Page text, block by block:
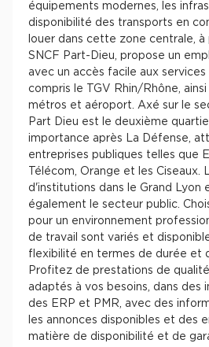
équipements modernes, les
disponibilité des transports en
louer dans cette zone centrale,
SNCF Part-Dieu, propose un
avec un accès facile aux
compris le TGV Rhin/Rhône,
métros et aéroport. Axé sur le
Part Dieu est le deuxième
importance après La Défense,
entreprises publiques telles que
Télécom, Orange et les Ciseaux.
d'institutions dans le Grand Lyon
également le secteur public.
pour un environnement
de travail sont variés et
flexibilité en termes de durée et
Profitez de prestations de
adaptés à vos besoins, dans des
des ERP et PMR, avec des
les annonces disponibles et des
matière de disponibilité et de